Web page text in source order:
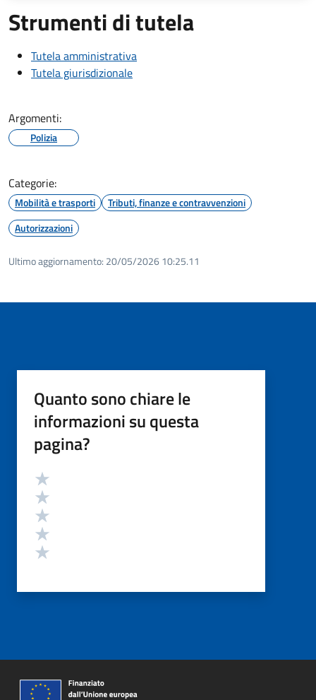
Strumenti di tutela
Tutela amministrativa
Tutela giurisdizionale
Argomenti:
Polizia
Categorie:
Mobilità e trasporti
Tributi, finanze e contravvenzioni
Autorizzazioni
Ultimo aggiornamento: 20/05/2026 10:25.11
Quanto sono chiare le
informazioni su questa
pagina?
Valutazione